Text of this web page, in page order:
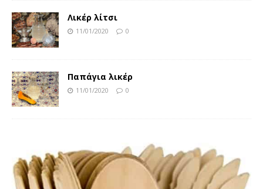
Λικέρ λίτσι
11/01/2020 0
Παπάγια λικέρ
11/01/2020 0